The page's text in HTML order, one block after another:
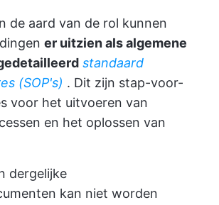
de aard van de rol kunnen
er uitzien als algemene
standaard
(SOP's) . Dit zijn stap-voor-
voor het uitvoeren van
en het oplossen van
dergelijke
kan niet worden